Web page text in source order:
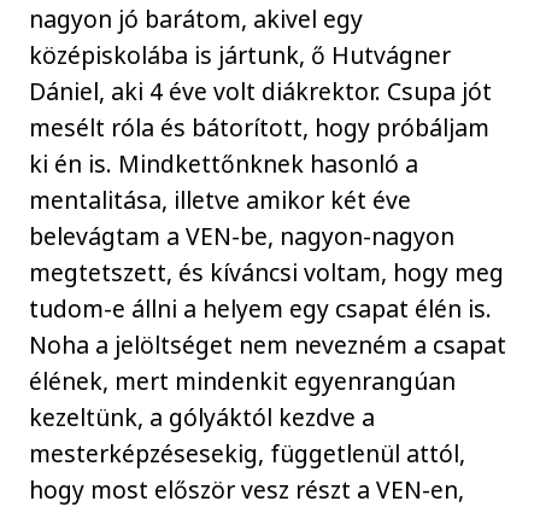
nagyon jó barátom, akivel egy
középiskolába is jártunk, ő Hutvágner
Dániel, aki 4 éve volt diákrektor. Csupa jót
mesélt róla és bátorított, hogy próbáljam
ki én is. Mindkettőnknek hasonló a
mentalitása, illetve amikor két éve
belevágtam a VEN-be, nagyon-nagyon
megtetszett, és kíváncsi voltam, hogy meg
tudom-e állni a helyem egy csapat élén is.
Noha a jelöltséget nem nevezném a csapat
élének, mert mindenkit egyenrangúan
kezeltünk, a gólyáktól kezdve a
mesterképzésesekig, függetlenül attól,
hogy most először vesz részt a VEN-en,